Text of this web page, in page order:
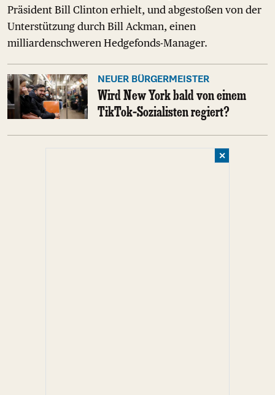
Präsident Bill Clinton erhielt, und abgestoßen von der
Unterstützung durch Bill Ackman, einen
milliardenschweren Hedgefonds-Manager.
NEUER BÜRGERMEISTER
Wird New York bald von einem
TikTok-Sozialisten regiert?
✕